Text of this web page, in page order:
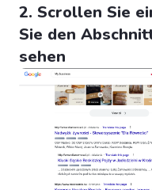
2. Scrollen Sie
Sie den
sehen